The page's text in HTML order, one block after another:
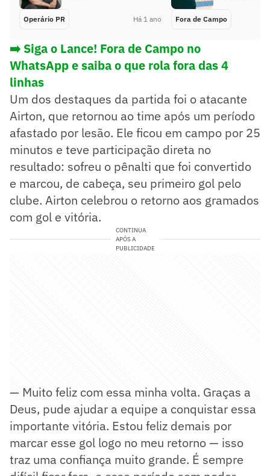
Operário PR Há 1 ano Fora de Campo
➡️ Siga o Lance! Fora de Campo no
WhatsApp e saiba o que rola fora das 4
linhas
Um dos destaques da partida foi o atacante
Airton, que retornou ao time após um período
afastado por lesão. Ele ficou em campo por 25
minutos e teve participação direta no
resultado: sofreu o pênalti que foi convertido
e marcou, de cabeça, seu primeiro gol pelo
clube. Airton celebrou o retorno aos gramados
com gol e vitória.
CONTINUA
APÓS A
PUBLICIDADE
— Muito feliz com essa minha volta. Graças a
Deus, pude ajudar a equipe a conquistar essa
importante vitória. Estou feliz demais por
marcar esse gol logo no meu retorno — isso
traz uma confiança muito grande. É sempre